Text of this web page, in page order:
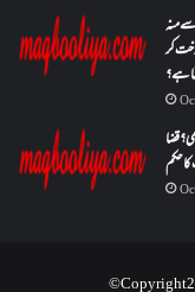
منہ
کر
ہے؟
قضا
حکم
© Copyright